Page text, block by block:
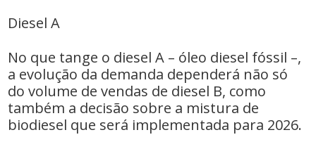
Diesel A
No que tange o diesel A – óleo diesel fóssil –,
a evolução da demanda dependerá não só
do volume de vendas de diesel B, como
também a decisão sobre a mistura de
biodiesel que será implementada para 2026.